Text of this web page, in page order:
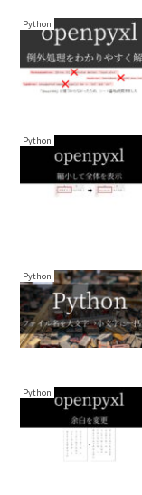
Python
Python
Python
Python